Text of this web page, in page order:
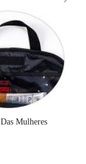
Mulheres